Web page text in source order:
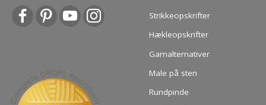
Strikkeopskrifter
Hækleopskrifter
Garnalternativer
Male på sten
Rundpinde